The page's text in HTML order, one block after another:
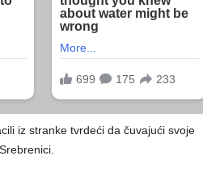
iz stranke tvrdeći da čuvajući svoje